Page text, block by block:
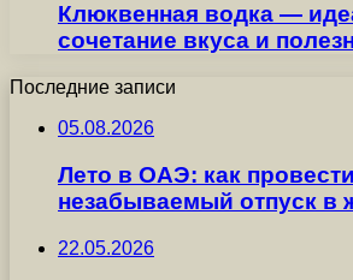
Клюквенная водка —
сочетание вкуса и
Последние записи
05.08.2026
Лето в ОАЭ: как провести
незабываемый отпуск в
22.05.2026